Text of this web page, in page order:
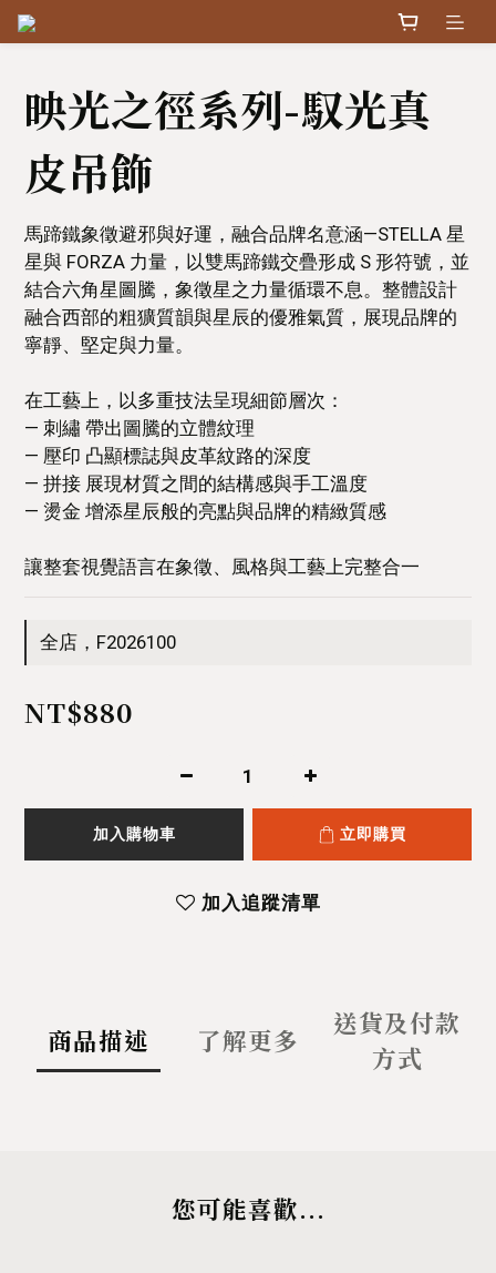
映光之徑系列-馭光真
皮吊飾
馬蹄鐵象徵避邪與好運，融合品牌名意涵—STELLA 星
星與 FORZA 力量，以雙馬蹄鐵交疊形成 S 形符號，並
結合六角星圖騰，象徵星之力量循環不息。整體設計
融合西部的粗獷質韻與星辰的優雅氣質，展現品牌的
寧靜、堅定與力量。
在工藝上，以多重技法呈現細節層次：
— 刺繡 帶出圖騰的立體紋理
— 壓印 凸顯標誌與皮革紋路的深度
— 拼接 展現材質之間的結構感與手工溫度
— 燙金 增添星辰般的亮點與品牌的精緻質感
讓整套視覺語言在象徵、風格與工藝上完整合一
全店，F2026100
NT$880
加入購物車 立即購買
加入追蹤清單
商品描述 了解更多
送貨及付款
方式
您可能喜歡...